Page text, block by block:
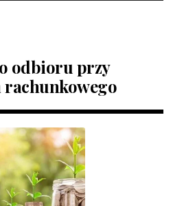
odbioru przy